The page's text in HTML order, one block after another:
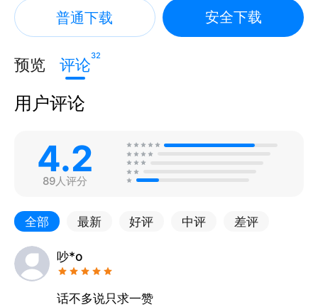
普通下载 安全下载
预览 评论32
用户评论
4.2
89人评分
全部 最新 好评 中评 差评
吵*o
话不多说只求一赞